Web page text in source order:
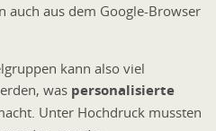
auch aus dem Google-Browser
kann also viel
was personalisierte
Unter Hochdruck mussten